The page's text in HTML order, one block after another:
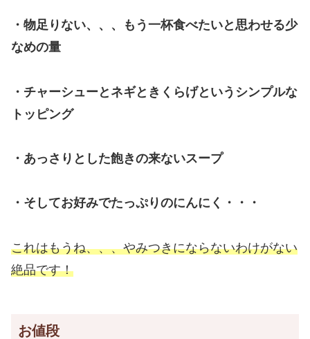
・物足りない、、、もう一杯食べたいと思わせる少
なめの量
・チャーシューとネギときくらげというシンプルな
トッピング
・あっさりとした飽きの来ないスープ
・そしてお好みでたっぷりのにんにく・・・
これはもうね、、、やみつきにならないわけがない
絶品です！
お値段